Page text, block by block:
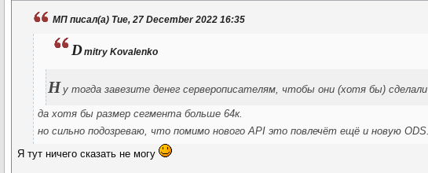
МП писал(а) Tue, 27 December 2022 16:35
Dmitry Kovalenko
Ну тогда завезите денег серверописателям, чтобы они (хотя бы) сделали
да хотя бы размер сегмента больше 64к.
но сильно подозреваю, что помимо нового API это повлечёт ещё и новую ODS.
Я тут ничего сказать не могу